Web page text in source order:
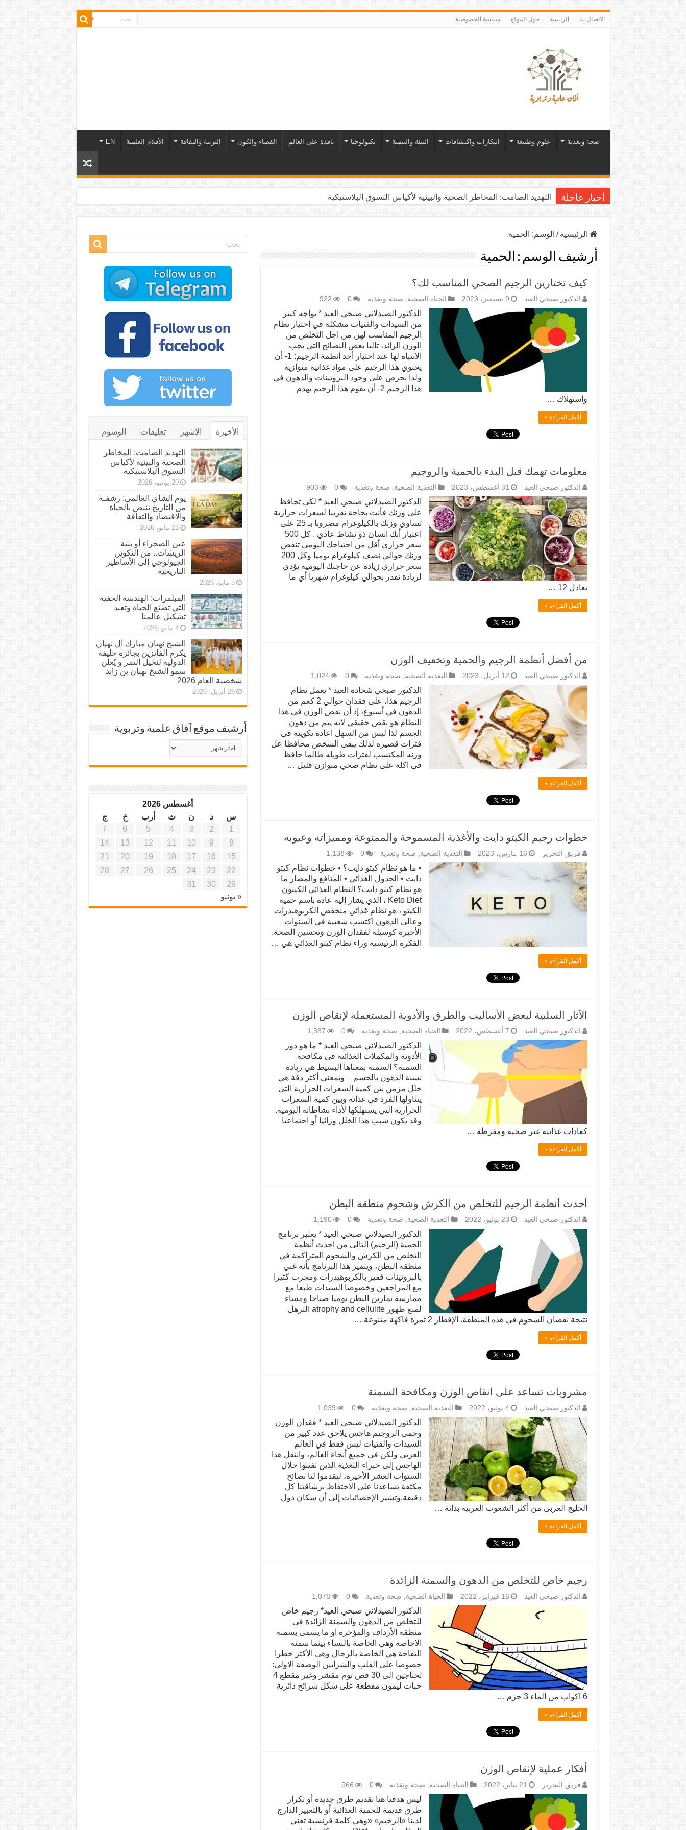
الاتصال بنا الرئيسة حول الموقع سياسة الخصوصية
صحة وتغذية علوم وطبيعة ابتكارات واكتشافات البيئة والتنمية تكنولوجيا نافذة على العالم الفضاء والكون التربية والثقافة الأفلام العلمية EN
أخبار عاجلة التهديد الصامت: المخاطر الصحية والبيئية لأكياس التسوق البلاستيكية
الرئيسية / الوسم: الحمية
أرشيف الوسم : الحمية
كيف تختارين الرجيم الصحي المناسب لك؟
الدكتور صبحي العيد 9 سبتمبر، 2023 الحياة الصحية, صحة وتغذية 0
922
الدكتور الصيدلاني صبحي العيد * تواجه كثير
من السيدات والفتيات مشكلة في اختيار نظام
الرجيم المناسب لهن من اجل التخلص من
الوزن الزائد، تاليا بعض النصائح التي يجب
الانتباه لها عند اختيار أحد أنظمة الرجيم: 1- أن
يحتوي هذا الرجيم على مواد غذائية متوازية
ولذا يحرص على وجود البروتينات والدهون في
هذا الرجيم 2- أن يقوم هذا الرجيم بهدم
واستهلاك …
أكمل القراءة »
معلومات تهمك قبل البدء بالحمية والروجيم
الدكتور صبحي العيد 31 أغسطس، 2023 التغذية الصحية, صحة وتغذية 0
903
الدكتور الصيدلاني صبحي العيد * لكي تحافظ
على وزنك فأنت بحاجة تقريبا لسعرات حرارية
تساوي وزنك بالكيلوغرام مضروبا بـ 25 على
اعتبار أنك انسان ذو نشاط عادي . كل 500
سعر حراري أقل من احتياجك اليومي تنقص
وزنك حوالي نصف كيلوغرام يوميا وكل 200
سعر حراري زيادة عن حاجتك اليومية يؤدي
لزيادة تقدر بحوالي كيلوغرام شهريا أي ما
يعادل 12 …
أكمل القراءة »
من أفضل أنظمة الرجيم والحمية وتخفيف الوزن
الدكتور صبحي العيد 12 أبريل، 2023 التغذية الصحية, صحة وتغذية 0
1,024
الدكتور صبحي شحادة العيد * يعمل نظام
الرجيم هذا، على فقدان حوالي 2 كغم من
الدهون في أسبوع، إذ أن نقص الوزن في هذا
النظام هو نقص حقيقي لانه يتم من دهون
الجسم لذا ليس من السهل اعادة تكوينه في
فترات قصيره لذلك يبقى الشخص محافظا عل
وزنه المكتسب لفترات طويله طالما حافظ
في اكله على نظام صحي متوازن قليل …
أكمل القراءة »
خطوات رجيم الكيتو دايت والأغذية المسموحة والممنوعة ومميزاته وعيوبه
فريق التحرير 16 مارس، 2023 التغذية الصحية, صحة وتغذية 0
1,138
• ما هو نظام كيتو دايت؟ • خطوات نظام كيتو
دايت • الجدول الغذائي • المنافع والمضار ما
هو نظام كيتو دايت؟ النظام الغذائي الكيتون
Keto Diet ، الذي يشار إليه عادة باسم حمية
الكيتو ، هو نظام غذائي منخفض الكربوهيدرات
وعالي الدهون اكتسب شعبية في السنوات
الأخيرة كوسيلة لفقدان الوزن وتحسين الصحة.
الفكرة الرئيسية وراء نظام كيتو الغذائي هي …
أكمل القراءة »
الآثار السلبية لبعض الأساليب والطرق والأدوية المستعملة لإنقاص الوزن
الدكتور صبحي العيد 7 أغسطس، 2022 الحياة الصحية, صحة وتغذية 0
1,387
الدكتور الصيدلاني صبحي العيد * ما هو دور
الأدوية والمكملات الغذائية في مكافحة
السمنة؟ السمنة بمعناها البسيط هي زيادة
نسبة الدهون بالجسم – وبمعنى أكثر دقة هي
خلل مزمن بين كمية السعرات الحرارية التي
يتناولها الفرد في غذائه وبين كمية السعرات
الحرارية التي يستهلكها لأداء نشاطاته اليومية.
وقد يكون سبب هذا الخلل وراثيا أو اجتماعيا
كعادات غذائية غير صحية ومفرطة …
أكمل القراءة »
أحدث أنظمة الرجيم للتخلص من الكرش وشحوم منطقة البطن
الدكتور صبحي العيد 23 يوليو، 2022 التغذية الصحية, صحة وتغذية 0
1,190
الدكتور الصيدلاني صبحي العيد * يعتبر برنامج
الحمية (الرجيم) التالي من احدث أنظمة
التخلص من الكرش والشحوم المتراكمة في
منطقة البطن، ويتميز هذا البرنامج بأنه غني
بالبروتينات فقير بالكربوهيدرات ومجرب كثيرا
مع المراجعين وخصوصا السيدات طبعا مع
ممارسة تمارين البطن يوميا صباحا ومساء
لمنع ظهور atrophy and cellulite الترهل
نتيجة نقصان الشحوم في هذه المنطقة. الإفطار 2 ثمرة فاكهة متنوعة …
أكمل القراءة »
مشروبات تساعد على انقاص الوزن ومكافحة السمنة
الدكتور صبحي العيد 4 يوليو، 2022 التغذية الصحية, صحة وتغذية 0
1,039
الدكتور الصيدلاني صبحي العيد * فقدان الوزن
وحمى الروجيم هاجس يلاحق عدد كبير من
السيدات والفتيات ليس فقط في العالم
العربي ولكن في جميع أنحاء العالم، وانتقل هذا
الهاجس إلى خبراء التغذية الذين تفننوا خلال
السنوات العشر الأخيرة، ليقدموا لنا نصائح
مكثفة تساعدنا على الاحتفاظ برشاقتنا كل
دقيقة,وتشير الإحصائيات إلى أن سكان دول
الخليج العربي من أكثر الشعوب العربية بدانة …
أكمل القراءة »
رجيم خاص للتخلص من الدهون والسمنة الزائدة
الدكتور صبحي العيد 16 فبراير، 2022 الحياة الصحية, صحة وتغذية 0
1,078
الدكتور الصيدلاني صبحي العيد* رجيم خاص
للتخلص من الدهون والسمنة الزائدة في
منطقة الأرداف والمؤخرة او ما يسمى بسمنة
الاجاصه وهي الخاصة بالنساء بينما سمنة
التفاحة هي الخاصة بالرجال وهي الأكثر خطرا
خصوصا على القلب والشرايين الوصفة الاولى:
تحتاجين الى 30 فص ثوم مقشر وغير مقطع 4
حبات ليمون مقطعة على شكل شرائح دائرية
6 اكواب من الماء 3 حزم …
أكمل القراءة »
أفكار عملية لإنقاص الوزن
فريق التحرير 21 يناير، 2022 الحياة الصحية, صحة وتغذية 0
966
ليس هدفنا هنا تقديم طرق جديدة أو تكرار
طرق قديمة للحمية الغذائية أو بالتعبير الدارج
لدينا «الرجيم» «وهي كلمة فرنسية تعني
الأخيرة الأشهر تعليقات الوسوم
التهديد الصامت: المخاطر
الصحية والبيئية لأكياس
التسوق البلاستيكية
20 يونيو، 2026
يوم الشاي العالمي: رشفـة
من التاريخ تنبض بالحياة
والاقتصاد والثقافة
21 مايو، 2026
عين الصحراء أو بنية
الريشات.. من التكوين
الجيولوجي إلى الأساطير
التاريخية
5 مايو، 2026
المبلمرات: الهندسة الخفية
التي تصنع الحياة وتعيد
تشكيل عالمنا
4 مايو، 2026
الشيخ نهيان مبارك آل نهيان
يكرم الفائزين بجائزة خليفة
الدولية لنخيل التمر و يُعلن
سمو الشيخ نهيان بن زايد
شخصية العام 2026
28 أبريل، 2026
أرشيف موقع آفاق علمية وتربوية
أرشيف
موقع
أغسطس 2026
س
د ن ث أرب خ
ج
1
2
3
4
5
6
7
8
9
10
11
12
13
14
15
16
17
18
19
20
21
22
23
24
25
26
27
28
29
30
31
« يونيو